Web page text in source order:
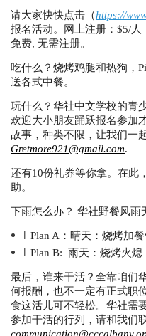
请大家快快点击（https://
报名活动。
网上注册： $5/人
免费, 无需注册。
吃什么？烧烤鸡腿和热狗，
送各式中餐。
玩什么？华社中文学校的青
欢迎大小朋友踊跃报名参加
故事，种类不限，让我们一
Gretmore921@gmail.com.
还有10份礼券等你拿。在此
助。
下雨怎么办？ 华社野餐风雨
l Plan A ：晴天：烧烤加
l Plan B: 雨天：烧烤火熄
最后，谁来干活？全靠咱们
何报酬，也不一定有正式职
食这活儿可不轻松。华社需
参加干活的行列，请和我们